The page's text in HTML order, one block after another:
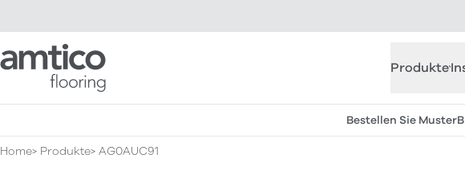
Amtico Flooring
Produkte
Bestellen Sie Muster
Home Produkte AG0AUC91